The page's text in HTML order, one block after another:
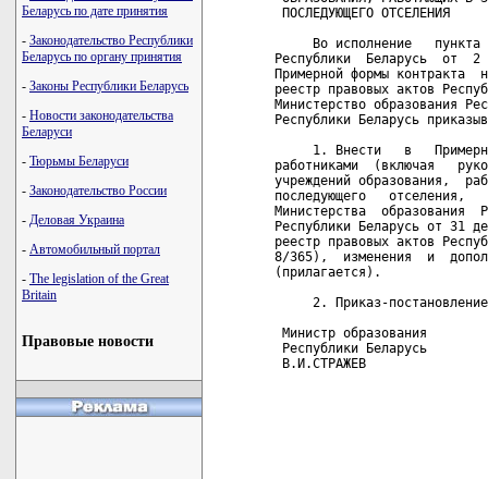
Беларусь по дате принятия
- Законодательство Республики
Беларусь по органу принятия
- Законы Республики Беларусь
- Новости законодательства
Беларуси
- Тюрьмы Беларуси
- Законодательство России
- Деловая Украина
- Автомобильный портал
- The legislation of the Great
Britain
Правовые новости